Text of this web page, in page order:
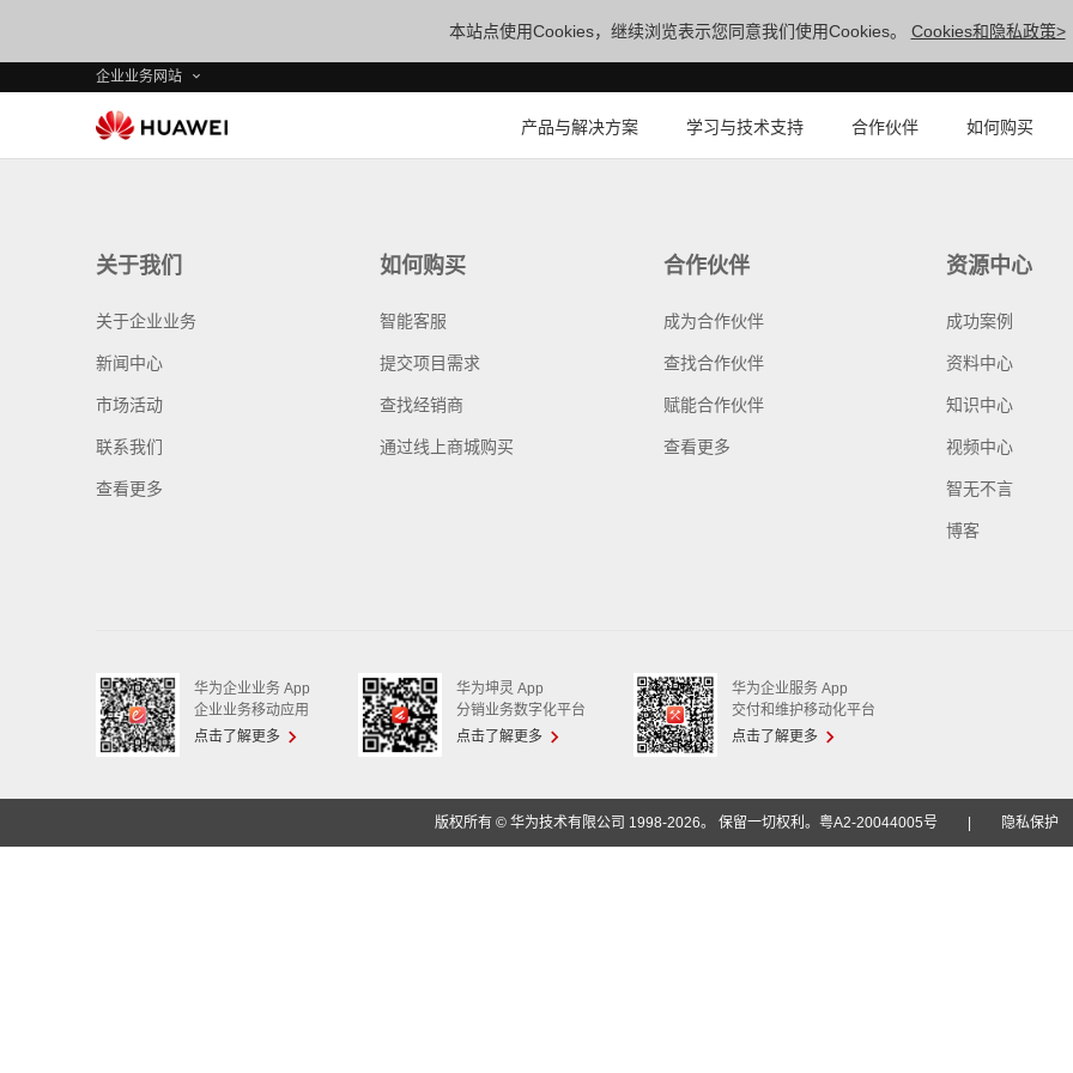
本站点使用Cookies，继续浏览表示您同意我们使用Cookies。 Cookies和隐私政策>
企业业务网站
产品与解决方案 学习与技术支持 合作伙伴 如何购买
关于我们
关于企业业务
新闻中心
市场活动
联系我们
查看更多
如何购买
智能客服
提交项目需求
查找经销商
通过线上商城购买
合作伙伴
成为合作伙伴
查找合作伙伴
赋能合作伙伴
查看更多
资源中心
成功案例
资料中心
知识中心
视频中心
智无不言
博客
华为企业业务 App
企业业务移动应用
点击了解更多
华为坤灵 App
分销业务数字化平台
点击了解更多
华为企业服务 App
交付和维护移动化平台
点击了解更多
版权所有 © 华为技术有限公司 1998-2026。 保留一切权利。粤A2-20044005号 隐私保护